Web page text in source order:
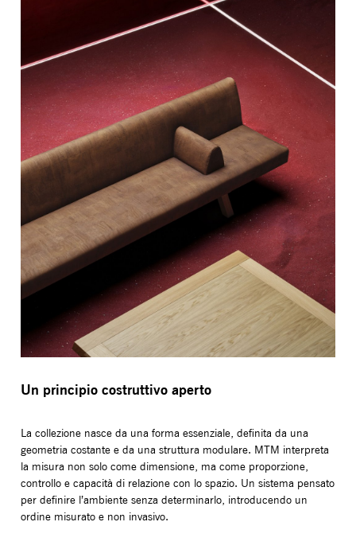
Un principio costruttivo aperto
La collezione nasce da una forma essenziale, definita da una
geometria costante e da una struttura modulare. MTM interpreta
la misura non solo come dimensione, ma come proporzione,
controllo e capacità di relazione con lo spazio. Un sistema pensato
per definire l’ambiente senza determinarlo, introducendo un
ordine misurato e non invasivo.